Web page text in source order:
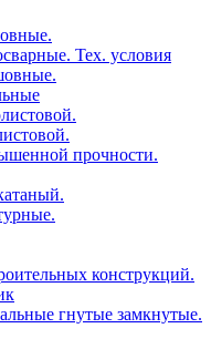
Тех. условия
прочности.
конструкций.
гнутые замкнутые.